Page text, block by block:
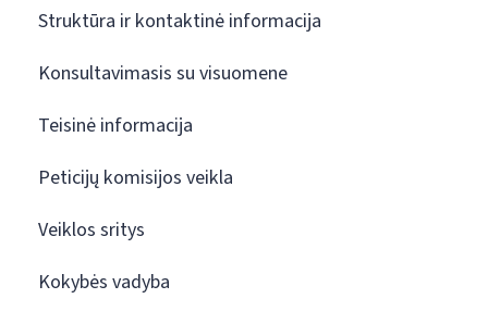
Struktūra ir kontaktinė informacija
Konsultavimasis su visuomene
Teisinė informacija
Peticijų komisijos veikla
Veiklos sritys
Kokybės vadyba